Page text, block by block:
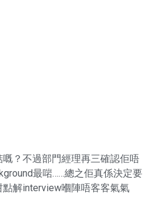
？不過部門經理再三確認佢唔
最啱……總之佢真係決定要
解interview嗰陣唔客客氣氣